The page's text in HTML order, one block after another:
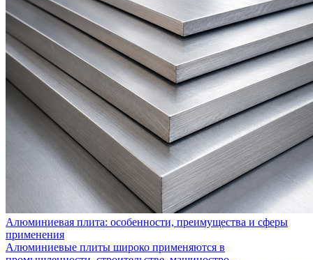
Алюминиевая плита: особенности, преимущества и сферы
применения
Алюминиевые плиты широко применяются в